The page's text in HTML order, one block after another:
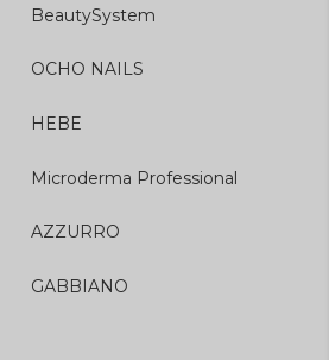
BeautySystem
OCHO NAILS
HEBE
Microderma Professional
AZZURRO
GABBIANO